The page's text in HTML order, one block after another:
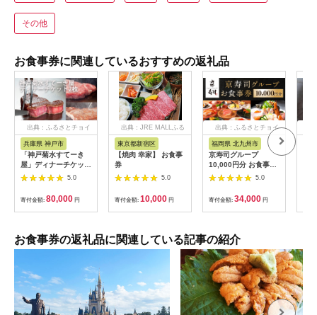
その他
お食事券に関連しているおすすめの返礼品
出典：ふるさとチョイ
兵庫県 神戸市
「神戸菊水すてーき
屋」ディナーチケット
（2枚）
5.0
寄付金額: 80,000 円
出典：JRE MALLふる
東京都新宿区
【焼肉 幸家】 お食事
券
5.0
寄付金額: 10,000 円
出典：ふるさとチョイ
福岡県 北九州市
京寿司グループ
10,000円分 お食事券
1000円×10枚 食事チ
ケット チケット 寿司
福岡県 北九州市
5.0
寄付金額: 34,000 円
お食事券の返礼品に関連している記事の紹介